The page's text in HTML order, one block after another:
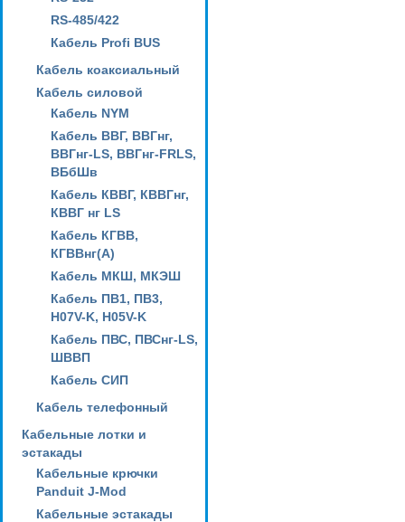
RS-485/422
Кабель Profi BUS
Кабель коаксиальный
Кабель силовой
Кабель NYM
Кабель ВВГ, ВВГнг,
ВВГнг-LS, ВВГнг-FRLS,
ВБбШв
Кабель КВВГ, КВВГнг,
КВВГ нг LS
Кабель КГВВ,
КГВВнг(А)
Кабель МКШ, МКЭШ
Кабель ПВ1, ПВ3,
H07V-K, H05V-K
Кабель ПВС, ПВСнг-LS,
ШВВП
Кабель СИП
Кабель телефонный
Кабельные лотки и
эстакады
Кабельные крючки
Panduit J-Mod
Кабельные эстакады